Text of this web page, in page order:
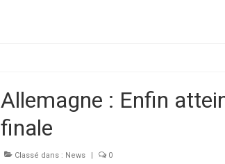
Allemagne : Enfin
finale
Classé dans : News | 0